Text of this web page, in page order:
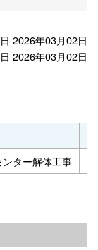
2026年03月02日
2026年03月02日
ター解体工事